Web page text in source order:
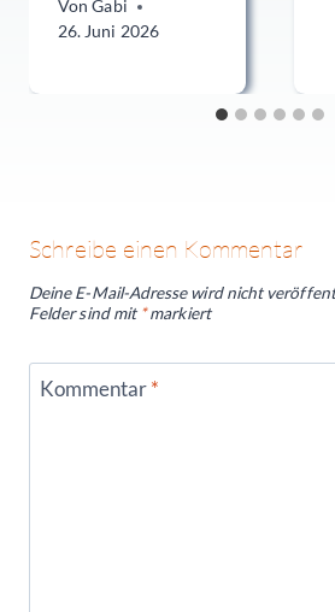
Von Gabi
26. Juni 2026
Schreibe einen Kommentar
Deine E-Mail-Adresse wird nicht
Felder sind mit*markiert
Kommentar*